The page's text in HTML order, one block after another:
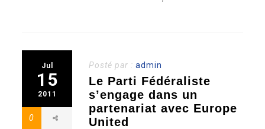
Jul
15
2011
0
Posté par :admin
Le Parti Fédéraliste
s’engage dans un
partenariat avec Europe
United